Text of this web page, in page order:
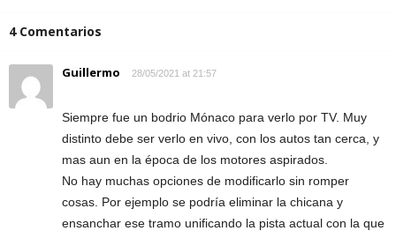
4 Comentarios
Guillermo 28/05/2021 at 21:57
Siempre fue un bodrio Mónaco para verlo por TV. Muy
distinto debe ser verlo en vivo, con los autos tan cerca, y
mas aun en la época de los motores aspirados.
No hay muchas opciones de modificarlo sin romper
cosas. Por ejemplo se podría eliminar la chicana y
ensanchar ese tramo unificando la pista actual con la que